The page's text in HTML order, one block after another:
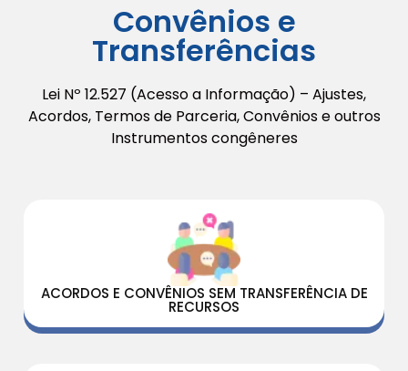
Convênios e
Transferências
Lei Nº 12.527 (Acesso a Informação) – Ajustes,
Acordos, Termos de Parceria, Convênios e outros
Instrumentos congêneres
ACORDOS E CONVÊNIOS SEM TRANSFERÊNCIA DE
RECURSOS